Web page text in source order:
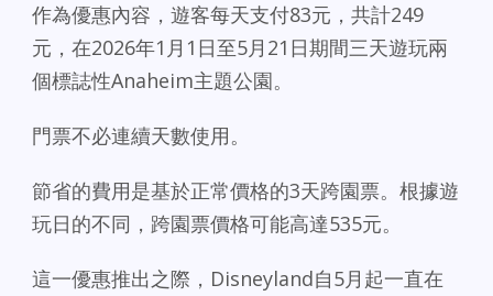
作為優惠內容，遊客每天支付83元，共計249
元，在2026年1月1日至5月21日期間三天遊玩兩
個標誌性Anaheim主題公園。
門票不必連續天數使用。
節省的費用是基於正常價格的3天跨園票。根據遊
玩日的不同，跨園票價格可能高達535元。
這一優惠推出之際，Disneyland自5月起一直在